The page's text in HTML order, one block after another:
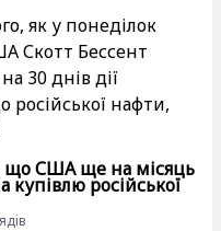
як у понеділок
Скотт Бессент
30 днів дії
російської нафти,
що США ще на місяць
купівлю російської